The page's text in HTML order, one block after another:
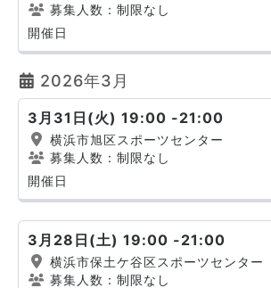
募集人数：制限なし
開催日
2026年3月
3月31日(火) 19:00 -21:00
横浜市旭区スポーツセンター
募集人数：制限なし
開催日
3月28日(土) 19:00 -21:00
横浜市保土ケ谷区スポーツセンター
募集人数：制限なし